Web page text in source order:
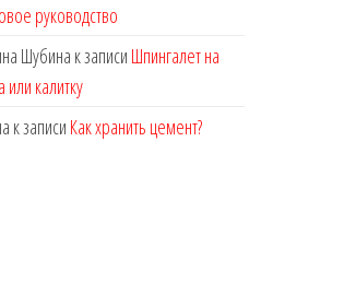
руководство
Шубина к записи Шпингалет на
или калитку
к записи Как хранить цемент?